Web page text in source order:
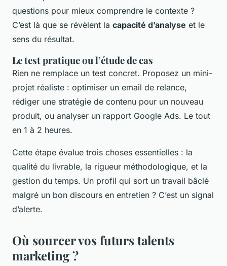
questions pour mieux comprendre le contexte ?
C’est là que se révèlent la capacité d’analyse et le
sens du résultat.
Le test pratique ou l’étude de cas
Rien ne remplace un test concret. Proposez un mini-
projet réaliste : optimiser un email de relance,
rédiger une stratégie de contenu pour un nouveau
produit, ou analyser un rapport Google Ads. Le tout
en 1 à 2 heures.
Cette étape évalue trois choses essentielles : la
qualité du livrable, la rigueur méthodologique, et la
gestion du temps. Un profil qui sort un travail bâclé
malgré un bon discours en entretien ? C’est un signal
d’alerte.
Où sourcer vos futurs talents
marketing ?